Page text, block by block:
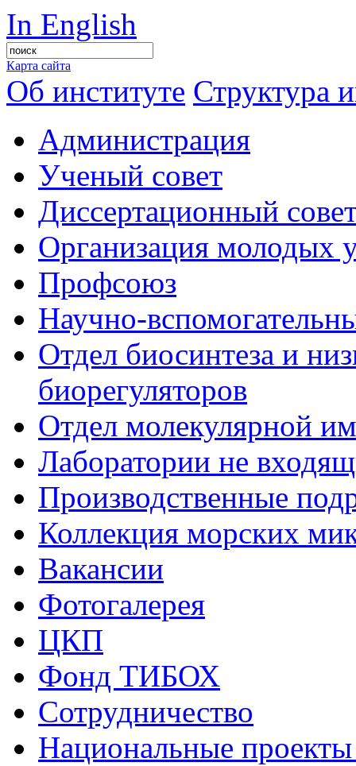
In English
Карта сайта
Об институте Структура
Администрация
Ученый совет
Диссертационный
Организация молодых
Профсоюз
Научно-
Отдел биосинтеза и
биорегуляторов
Отдел молекулярной
Лаборатории не
Производственные
Коллекция морских
Вакансии
Фотогалерея
ЦКП
Фонд ТИБОХ
Сотрудничество
Национальные